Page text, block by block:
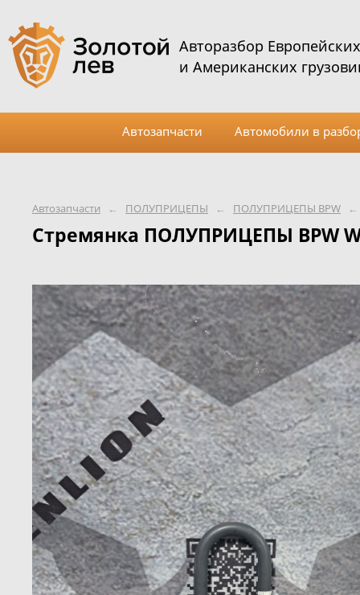
Автозапчасти ← ПОЛУПРИЦЕПЫ ← ПОЛУПРИЦЕПЫ BPW ←
Стремянка ПОЛУПРИЦЕПЫ BPW
Авторазбор Европейских
и Американских
Автозапчасти Автомобили в